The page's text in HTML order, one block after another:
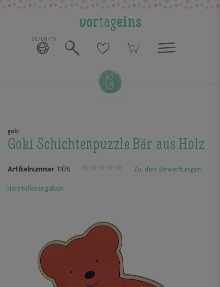
DE/EN/FR
goki
Goki Schichtenpuzzle Bär aus Holz
Artikelnummer 1105 Zu den Bewertungen
Herstellerangaben